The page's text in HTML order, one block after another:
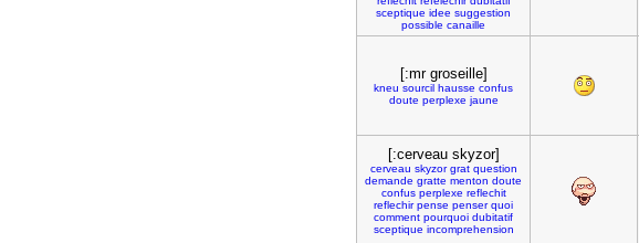
sceptique idee suggestion
possible canaille
[:mr groseille]
kneu sourcil hausse confus
doute perplexe jaune
[:cerveau skyzor]
cerveau skyzor grat question
demande gratte menton doute
confus perplexe reflechit
reflechir pense penser quoi
comment pourquoi dubitatif
sceptique incomprehension